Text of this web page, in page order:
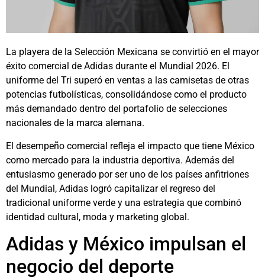
La playera de la Selección Mexicana se convirtió en el mayor
éxito comercial de Adidas durante el Mundial 2026. El
uniforme del Tri superó en ventas a las camisetas de otras
potencias futbolísticas, consolidándose como el producto
más demandado dentro del portafolio de selecciones
nacionales de la marca alemana.
El desempeño comercial refleja el impacto que tiene México
como mercado para la industria deportiva. Además del
entusiasmo generado por ser uno de los países anfitriones
del Mundial, Adidas logró capitalizar el regreso del
tradicional uniforme verde y una estrategia que combinó
identidad cultural, moda y marketing global.
Adidas y México impulsan el
negocio del deporte